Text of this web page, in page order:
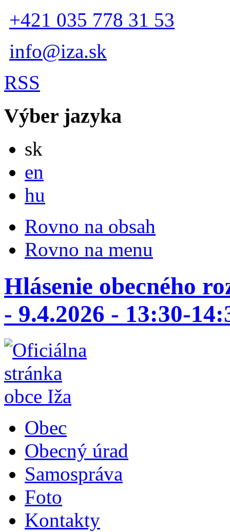
+421 035 778 31 53
info@iza.sk
RSS
Výber jazyka
sk
en
hu
Rovno na obsah
Rovno na menu
Hlásenie obecného
- 9.4.2026 - 13:30-
Obec
Obecný úrad
Samospráva
Foto
Kontakty